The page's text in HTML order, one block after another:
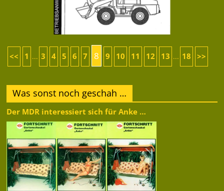
<< 1 ... 3 4 5 6 7 8 9 10 11 12 13 ... 18 >>
Was sonst noch geschah …
Der MDR interessiert sich für Anke …